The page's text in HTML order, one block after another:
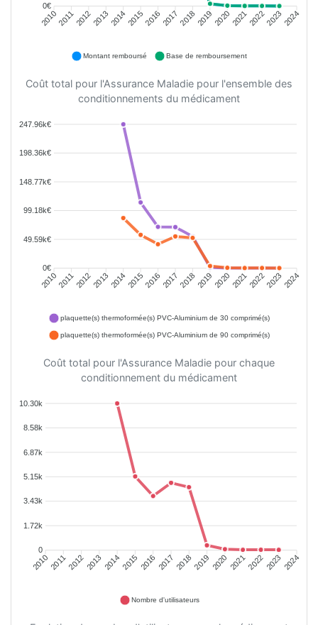
0€
201020112012201320142015201620172018201920202021202220232024
Montant remboursé Base de remboursement
Coût total pour l'Assurance Maladie pour l'ensemble des
conditionnements du médicament
247.96k€
198.36k€
148.77k€
99.18k€
49.59k€
0€
201020112012201320142015201620172018201920202021202220232024
plaquette(s) thermoformée(s) PVC-Aluminium de 30 comprimé(s)
plaquette(s) thermoformée(s) PVC-Aluminium de 90 comprimé(s)
Coût total pour l'Assurance Maladie pour chaque
conditionnement du médicament
10.30k
8.58k
6.87k
5.15k
3.43k
1.72k
0
2010201120122013 20142015 2016 2017 20182019 2020 202120222023 2024
Nombre d'utilisateurs